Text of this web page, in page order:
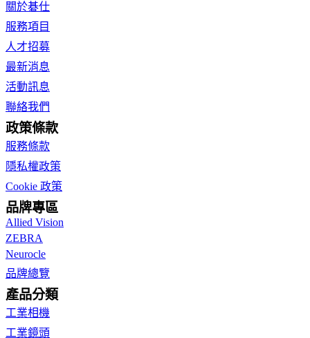
關於碁仕
服務項目
人才招募
最新消息
活動訊息
聯絡我們
政策條款
服務條款
隱私權政策
Cookie 政策
品牌專區
Allied Vision
ZEBRA
Neurocle
品牌總覽
產品分類
工業相機
工業鏡頭